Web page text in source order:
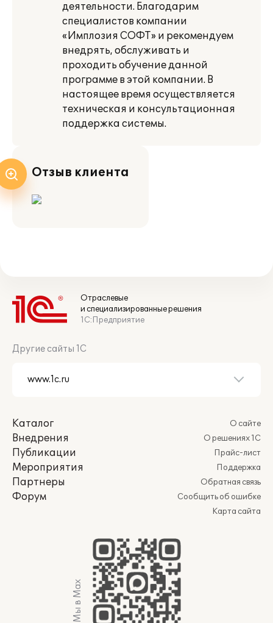
деятельности. Благодарим
специалистов компании
«Имплозия СОФТ» и рекомендуем
внедрять, обслуживать и
проходить обучение данной
программе в этой компании. В
настоящее время осуществляется
техническая и консультационная
поддержка системы.
Отзыв клиента
Отраслевые
и специализированные решения
1С:Предприятие
Другие сайты 1С
Каталог
Внедрения
Публикации
Мероприятия
Партнеры
Форум
О сайте
О решениях 1С
Прайс-лист
Поддержка
Обратная связь
Сообщить об ошибке
Карта сайта
Мы в Max